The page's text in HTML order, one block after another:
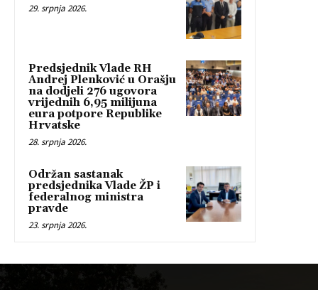
29. srpnja 2026.
Predsjednik Vlade RH
Andrej Plenković u Orašju
na dodjeli 276 ugovora
vrijednih 6,95 milijuna
eura potpore Republike
Hrvatske
28. srpnja 2026.
Održan sastanak
predsjednika Vlade ŽP i
federalnog ministra
pravde
23. srpnja 2026.